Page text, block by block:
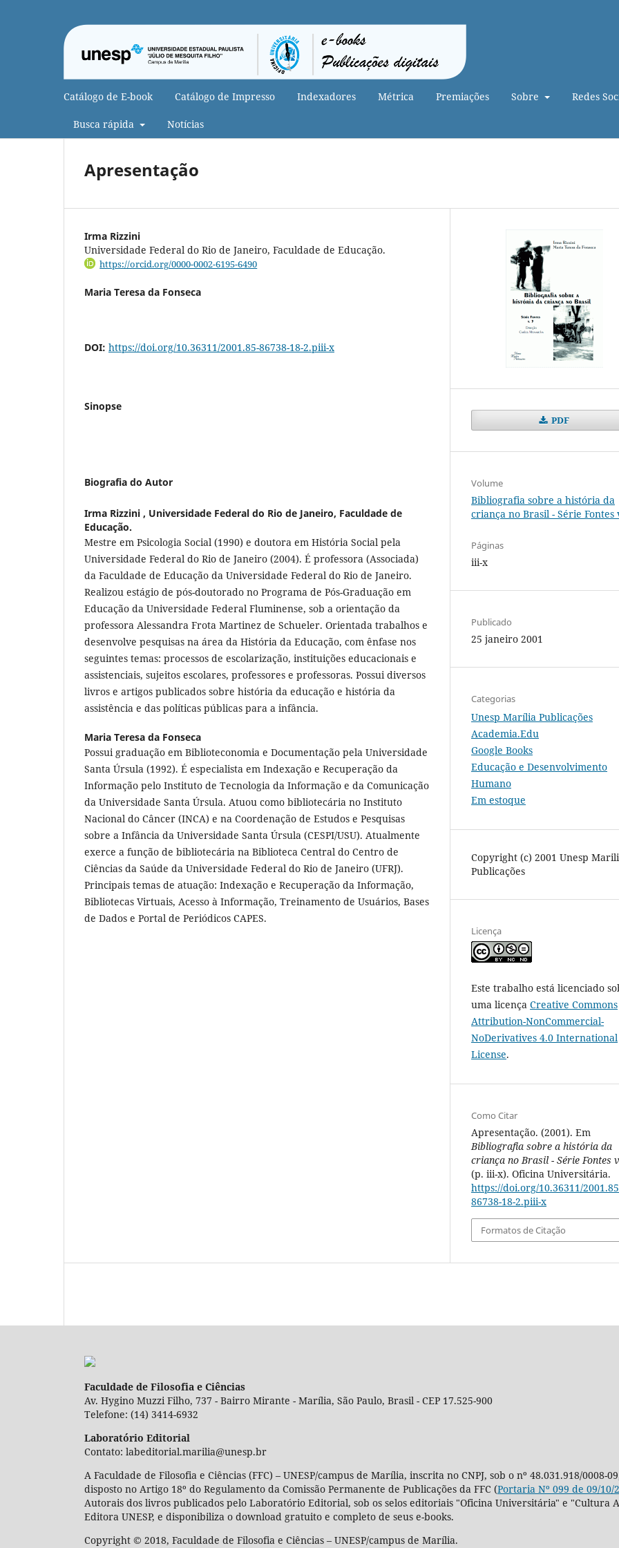
Catálogo de E-book Catálogo de Impresso Indexadores Métrica Premiações Sobre Redes
Busca rápida Notícias
Apresentação
Irma Rizzini
Universidade Federal do Rio de Janeiro, Faculdade de Educação.
https://orcid.org/0000-0002-6195-6490
Maria Teresa da Fonseca
DOI: https://doi.org/10.36311/2001.85-86738-18-2.piii-x
Sinopse
Biografia do Autor
Irma Rizzini , Universidade Federal do Rio de Janeiro, Faculdade de
Educação.
Mestre em Psicologia Social (1990) e doutora em História Social pela
Universidade Federal do Rio de Janeiro (2004). É professora (Associada)
da Faculdade de Educação da Universidade Federal do Rio de Janeiro.
Realizou estágio de pós-doutorado no Programa de Pós-Graduação em
Educação da Universidade Federal Fluminense, sob a orientação da
professora Alessandra Frota Martinez de Schueler. Orientada trabalhos e
desenvolve pesquisas na área da História da Educação, com ênfase nos
seguintes temas: processos de escolarização, instituições educacionais e
assistenciais, sujeitos escolares, professores e professoras. Possui diversos
livros e artigos publicados sobre história da educação e história da
assistência e das políticas públicas para a infância.
Maria Teresa da Fonseca
Possui graduação em Biblioteconomia e Documentação pela Universidade
Santa Úrsula (1992). É especialista em Indexação e Recuperação da
Informação pelo Instituto de Tecnologia da Informação e da Comunicação
da Universidade Santa Úrsula. Atuou como bibliotecária no Instituto
Nacional do Câncer (INCA) e na Coordenação de Estudos e Pesquisas
sobre a Infância da Universidade Santa Úrsula (CESPI/USU). Atualmente
exerce a função de bibliotecária na Biblioteca Central do Centro de
Ciências da Saúde da Universidade Federal do Rio de Janeiro (UFRJ).
Principais temas de atuação: Indexação e Recuperação da Informação,
Bibliotecas Virtuais, Acesso à Informação, Treinamento de Usuários, Bases
de Dados e Portal de Periódicos CAPES.
PDF
Volume
Bibliografia sobre a história da
criança no Brasil - Série Fontes
Páginas
iii-x
Publicado
25 janeiro 2001
Categorias
Unesp Marília Publicações
Academia.Edu
Google Books
Educação e Desenvolvimento
Humano
Em estoque
Copyright (c) 2001 Unesp
Publicações
Licença
Este trabalho está licenciado
uma licença Creative Commons
Attribution-NonCommercial-
NoDerivatives 4.0 International
License.
Como Citar
Apresentação. (2001). Em
Bibliografia sobre a história da
criança no Brasil - Série Fontes
(p. iii-x). Oficina Universitária.
https://doi.org/10.36311/
86738-18-2.piii-x
Formatos de Citação
Faculdade de Filosofia e Ciências
Av. Hygino Muzzi Filho, 737 - Bairro Mirante - Marília, São Paulo, Brasil - CEP 17.525-900
Telefone: (14) 3414-6932
Laboratório Editorial
Contato: labeditorial.marilia@unesp.br
A Faculdade de Filosofia e Ciências (FFC) – UNESP/campus de Marília, inscrita no CNPJ, sob o nº 48.031.918/0008-
disposto no Artigo 18º do Regulamento da Comissão Permanente de Publicações da FFC (Portaria Nº 099 de 09/10/
Autorais dos livros publicados pelo Laboratório Editorial, sob os selos editoriais "Oficina Universitária" e "Cultura
Editora UNESP, e disponibiliza o download gratuito e completo de seus e-books.
Copyright © 2018, Faculdade de Filosofia e Ciências – UNESP/campus de Marília.